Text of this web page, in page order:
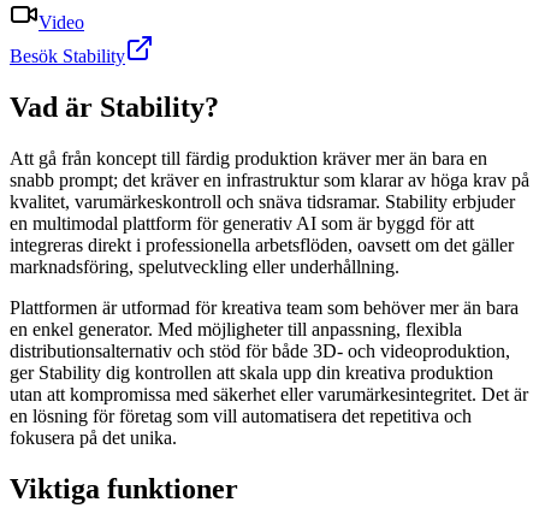
Video
Besök Stability
Vad är Stability?
Att gå från koncept till färdig produktion kräver mer än bara en
snabb prompt; det kräver en infrastruktur som klarar av höga krav på
kvalitet, varumärkeskontroll och snäva tidsramar. Stability erbjuder
en multimodal plattform för generativ AI som är byggd för att
integreras direkt i professionella arbetsflöden, oavsett om det gäller
marknadsföring, spelutveckling eller underhållning.
Plattformen är utformad för kreativa team som behöver mer än bara
en enkel generator. Med möjligheter till anpassning, flexibla
distributionsalternativ och stöd för både 3D- och videoproduktion,
ger Stability dig kontrollen att skala upp din kreativa produktion
utan att kompromissa med säkerhet eller varumärkesintegritet. Det är
en lösning för företag som vill automatisera det repetitiva och
fokusera på det unika.
Viktiga funktioner